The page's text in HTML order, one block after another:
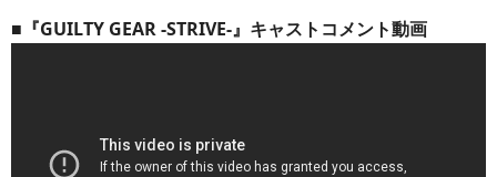
■『GUILTY GEAR -STRIVE-』キャストコメント動画